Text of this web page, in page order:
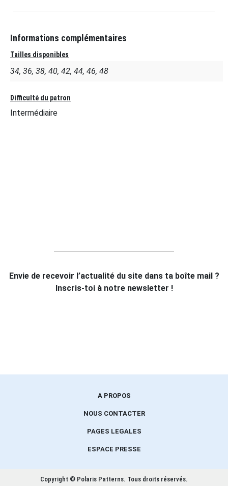
Informations complémentaires
Tailles disponibles
34, 36, 38, 40, 42, 44, 46, 48
Difficulté du patron
Intermédiaire
Envie de recevoir l’actualité du site dans ta boîte mail ?
Inscris-toi à notre newsletter !
A PROPOS
NOUS CONTACTER
PAGES LEGALES
ESPACE PRESSE
Copyright © Polaris Patterns. Tous droits réservés.